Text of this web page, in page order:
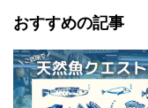
おすすめの記事